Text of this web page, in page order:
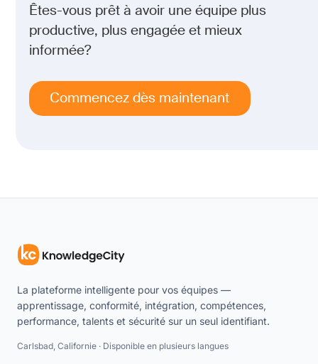
Êtes-vous prêt à avoir une équipe plus
productive, plus engagée et mieux
informée?
Commencez dès maintenant
La plateforme intelligente pour vos équipes —
apprentissage, conformité, intégration, compétences,
performance, talents et sécurité sur un seul identifiant.
Carlsbad, Californie · Disponible en plusieurs langues